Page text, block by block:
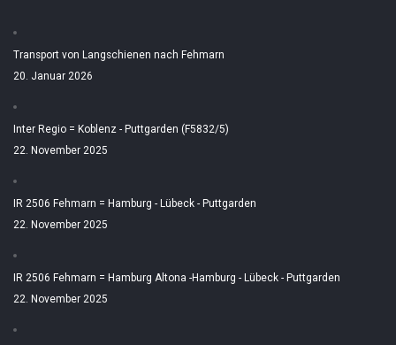
Transport von Langschienen nach Fehmarn
20. Januar 2026
Inter Regio = Koblenz - Puttgarden (F5832/5)
22. November 2025
IR 2506 Fehmarn = Hamburg - Lübeck - Puttgarden
22. November 2025
IR 2506 Fehmarn = Hamburg Altona -Hamburg - Lübeck - Puttgarden
22. November 2025